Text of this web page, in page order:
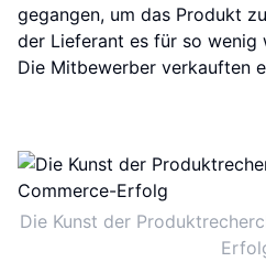
gegangen, um das Produkt
der Lieferant es für so wenig
Die Mitbewerber verkauften
Die Kunst der